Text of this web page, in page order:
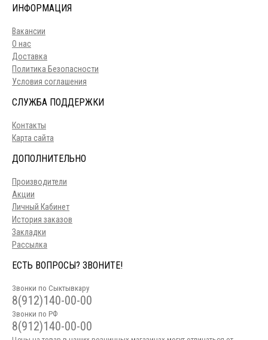
ИНФОРМАЦИЯ
Вакансии
О нас
Доставка
Политика Безопасности
Условия соглашения
СЛУЖБА ПОДДЕРЖКИ
Контакты
Карта сайта
ДОПОЛНИТЕЛЬНО
Производители
Акции
Личный Кабинет
История заказов
Закладки
Рассылка
ЕСТЬ ВОПРОСЫ? ЗВОНИТЕ!
Звонки по Сыктывкару
8(912)140-00-00
Звонки по РФ
8(912)140-00-00